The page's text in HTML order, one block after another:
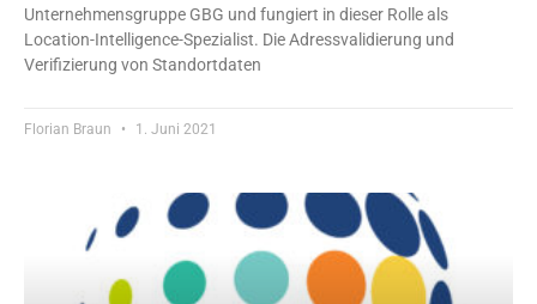
Unternehmensgruppe GBG und fungiert in dieser Rolle als
Location-Intelligence-Spezialist. Die Adressvalidierung und
Verifizierung von Standortdaten
Florian Braun 1. Juni 2021